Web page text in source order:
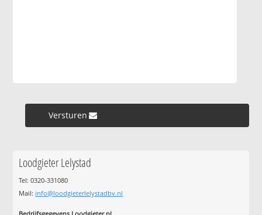
Versturen »
Loodgieter Lelystad
Tel: 0320-331080
Mail: info@loodgieterlelystadbv.nl